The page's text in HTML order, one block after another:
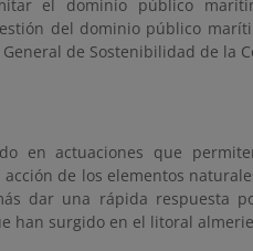
el dominio público
del dominio público
de Sostenibilidad de la
en actuaciones que
de los elementos
dar una rápida respuesta
han surgido en el litoral